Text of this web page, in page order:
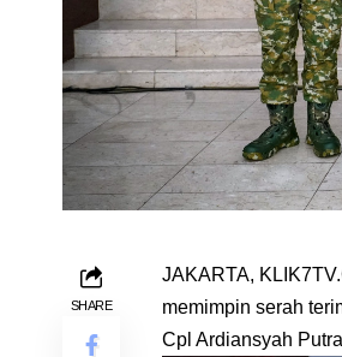
SHARE
JAKARTA,
memimpin serah
Cpl Ardiansyah